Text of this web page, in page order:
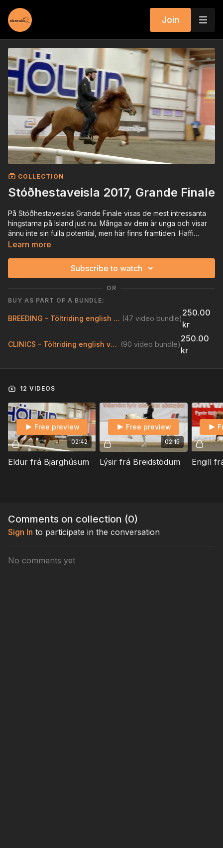
Join
COLLECTION
Stóðhestaveisla 2017, Grande Finale
På Stóðhestaveislas Grande Finale visas de mest intressanta
hingstarna på Island just nu. Många av dem är unga och visar
ännu inte sin fulla potential, men här finns framtiden. Haffi
Gíslason kommenterar.
Learn more
Subscribe to watch
OR
BUY AS PART OF A BUNDLE:
BREEDING - Töltriding english version (47 video bundle)
250.00
kr
CLINICS - Töltriding english version (90 video bundle)
250.00
kr
12 VIDEOS
02:42
Free preview
Eldur frá Bjarghúsum
02:15
Free preview
Lýsir frá Breidstödum Engill
Comments on collection (0)
Sign In to participate in the conversation
No comments yet